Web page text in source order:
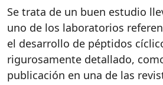
Se trata de un buen estudio
uno de los laboratorios
el desarrollo de péptidos
rigurosamente detallado,
publicación en una de las